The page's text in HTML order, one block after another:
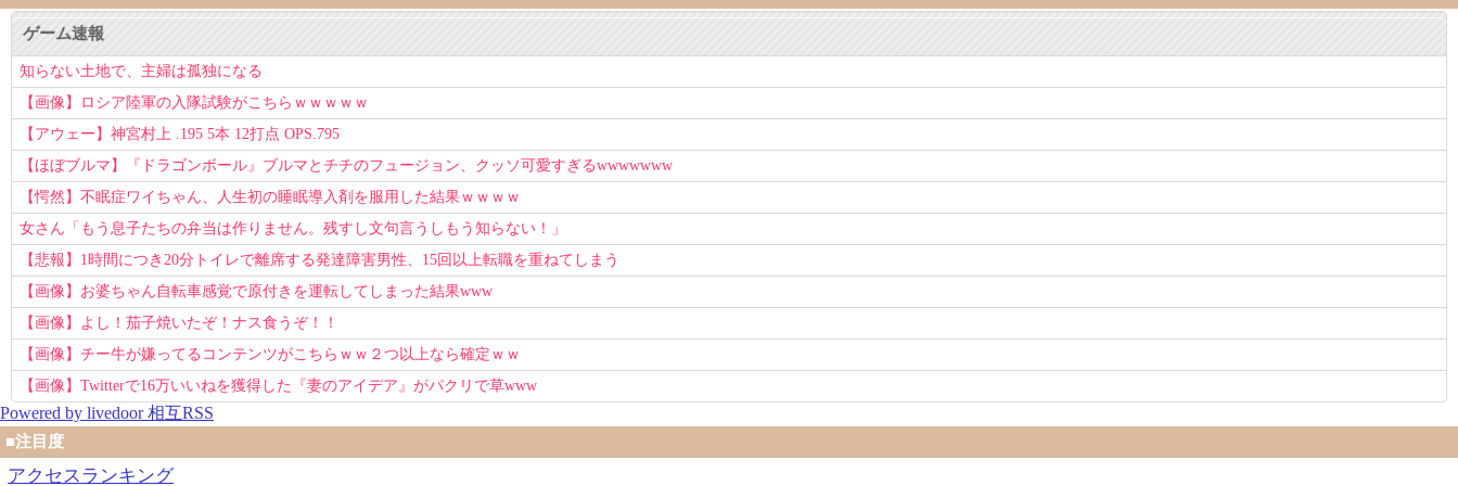
ゲーム速報
知らない土地で、主婦は孤独になる
【画像】ロシア陸軍の入隊試験がこちらｗｗｗｗｗ
【アウェー】神宮村上 .195 5本 12打点 OPS.795
【ほぼブルマ】『ドラゴンボール』ブルマとチチのフュージョン、クッソ可愛すぎるwwwwwww
【愕然】不眠症ワイちゃん、人生初の睡眠導入剤を服用した結果ｗｗｗｗ
女さん「もう息子たちの弁当は作りません。残すし文句言うしもう知らない！」
【悲報】1時間につき20分トイレで離席する発達障害男性、15回以上転職を重ねてしまう
【画像】お婆ちゃん自転車感覚で原付きを運転してしまった結果www
【画像】よし！茄子焼いたぞ！ナス食うぞ！！
【画像】チー牛が嫌ってるコンテンツがこちらｗｗ２つ以上なら確定ｗｗ
【画像】Twitterで16万いいねを獲得した『妻のアイデア』がパクリで草www
Powered by livedoor 相互RSS
■注目度
アクセスランキング